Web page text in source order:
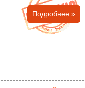
комната и
стеклопакетами
электричество,
Подробнее »